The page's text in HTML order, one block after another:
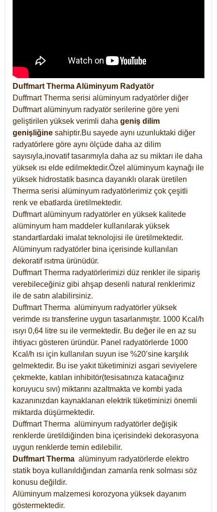
Duffmart Therma Alüminyum Radyatör
Duffmart Therma serisi alüminyum radyatörler diğer
Duffmart alüminyum radyatör serilerine göre yeni
geliştirilen yüksek verimli daha geniş dilim
genişliğine sahiptir.Bu sayede aynı uzunluktaki diğer
radyatörlere göre aynı ölçüde daha az dilim
sayısıyla,inovatif tasarımıyla daha az su miktarı ile daha
yüksek ısı elde edilmektedir.Özel alüminyum kaynağı ile
yüksek hidrostatik basınca dayanıklı olarak üretilen
Therma serisi alüminyum radyatörlerimiz çok çeşitli
renk ve ebatlarda üretilmektedir.
Duffmart alüminyum radyatörler en yüksek kalitede
alüminyum ham maddeler kullanılarak yüksek
standartlardaki imalat teknolojisi ile üretilmektedir.
Alüminyum radyatörler bina içerisinde kullanılan
dekoratif ısıtma ürünüdür.
Duffmart Therma radyatörlerimizi düz renkler ile sipariş
verebileceğiniz gibi ahşap desenli natural renklerimiz
ile de satın alabilirsiniz.
Duffmart Therma alüminyum radyatörler yüksek
verimde ısı transferine uygun tasarlanmıştır. 1000 Kcal/h
ısıyı 0,64 litre su ile vermektedir. Bu değer ile en az su
ihtiyacı gösteren üründür. Panel radyatörlerde 1000
Kcal/h ısı için kullanılan suyun ise %20’sine karşılık
gelmektedir. Bu ise yakıt tüketiminizi asgari seviyelere
çekmekte, katılan inhibitör(tesisatınıza katacağınız
koruyucu sıvı) miktarını azaltmakta ve kombi yada
kazanınızdan kaynaklanan elektrik tüketiminizi önemli
miktarda düşürmektedir.
Duffmart Therma alüminyum radyatörler değişik
renklerde üretildiğinden bina içerisindeki dekorasyona
uygun renklerde temin edilebilir.
Duffmart Therma alüminyum radyatörlerde elektro
statik boya kullanıldığından zamanla renk solması söz
konusu değildir.
Alüminyum malzemesi korozyona yüksek dayanım
göstermektedir.